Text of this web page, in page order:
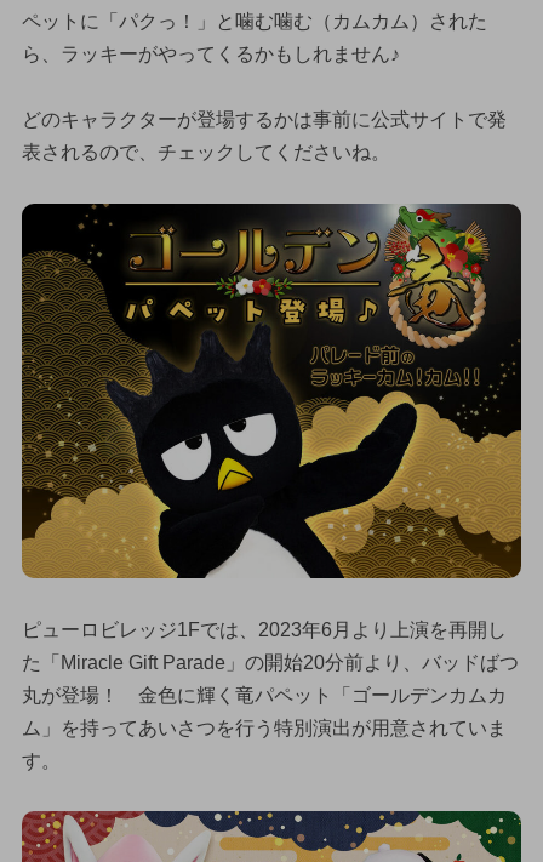
ペットに「パクっ！」と噛む噛む（カムカム）された
ら、ラッキーがやってくるかもしれません♪
どのキャラクターが登場するかは事前に公式サイトで発
表されるので、チェックしてくださいね。
ピューロビレッジ1Fでは、2023年6月より上演を再開し
た「Miracle Gift Parade」の開始20分前より、バッドばつ
丸が登場！ 金色に輝く竜パペット「ゴールデンカムカ
ム」を持ってあいさつを行う特別演出が用意されていま
す。